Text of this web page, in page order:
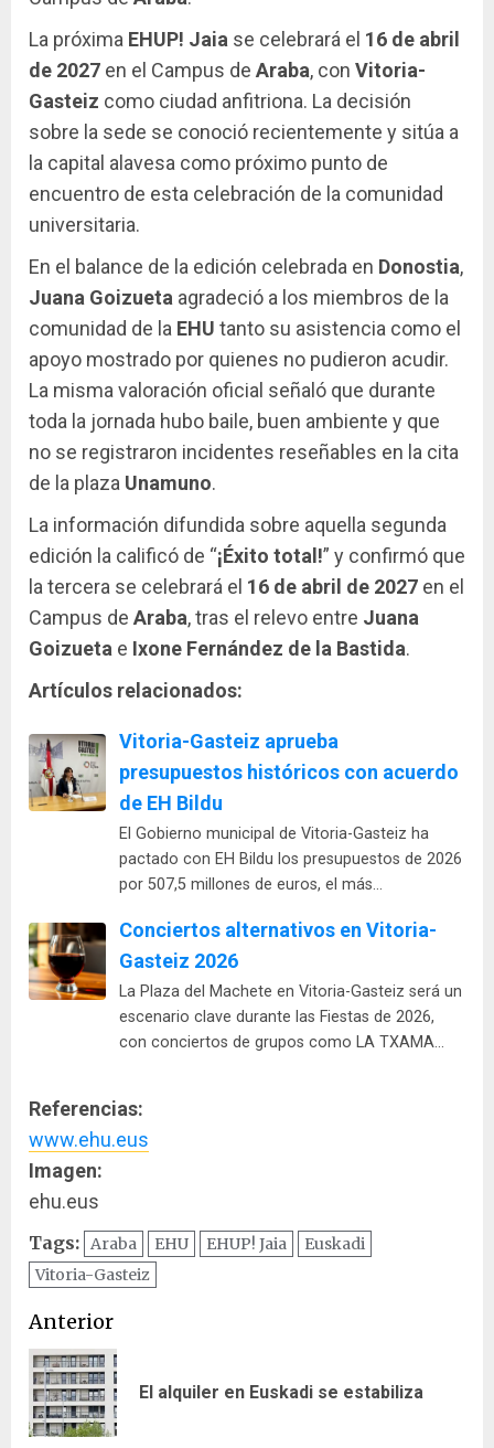
La próxima EHUP! Jaia se celebrará el 16 de abril
de 2027 en el Campus de Araba, con Vitoria-
Gasteiz como ciudad anfitriona. La decisión
sobre la sede se conoció recientemente y sitúa a
la capital alavesa como próximo punto de
encuentro de esta celebración de la comunidad
universitaria.
En el balance de la edición celebrada en Donostia,
Juana Goizueta agradeció a los miembros de la
comunidad de la EHU tanto su asistencia como el
apoyo mostrado por quienes no pudieron acudir.
La misma valoración oficial señaló que durante
toda la jornada hubo baile, buen ambiente y que
no se registraron incidentes reseñables en la cita
de la plaza Unamuno.
La información difundida sobre aquella segunda
edición la calificó de “¡Éxito total!” y confirmó que
la tercera se celebrará el 16 de abril de 2027 en el
Campus de Araba, tras el relevo entre Juana
Goizueta e Ixone Fernández de la Bastida.
Artículos relacionados:
Vitoria-Gasteiz aprueba
presupuestos históricos con acuerdo
de EH Bildu
El Gobierno municipal de Vitoria-Gasteiz ha
pactado con EH Bildu los presupuestos de 2026
por 507,5 millones de euros, el más…
Conciertos alternativos en Vitoria-
Gasteiz 2026
La Plaza del Machete en Vitoria-Gasteiz será un
escenario clave durante las Fiestas de 2026,
con conciertos de grupos como LA TXAMA…
Referencias:
www.ehu.eus
Imagen:
ehu.eus
Tags: Araba EHU EHUP! Jaia
Euskadi
Vitoria-Gasteiz
Navegación
de
entradas
Anterior
El alquiler en Euskadi se estabiliza